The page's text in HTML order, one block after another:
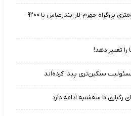
بهره‌برداری از قطعه ۱۱.۵ کیلومتری بزرگراه جهرم-لار-بندرعباس با ۹۲۰۰
تغییر دهد!
سنگین‌تری پیدا کرده‌اند
تا سه‌شنبه ادامه دارد